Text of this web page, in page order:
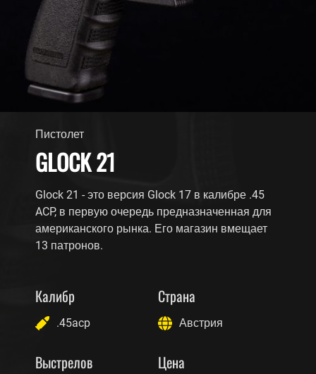
Пистолет
GLOCK 21
Glock 21 - это версия Glock 17 в калибре .45
ACP, в первую очередь предназначенная для
американского рынка. Его магазин вмещает
13 патронов.
Калибр
.45acp
Страна
Австрия
Выстрелов Цена